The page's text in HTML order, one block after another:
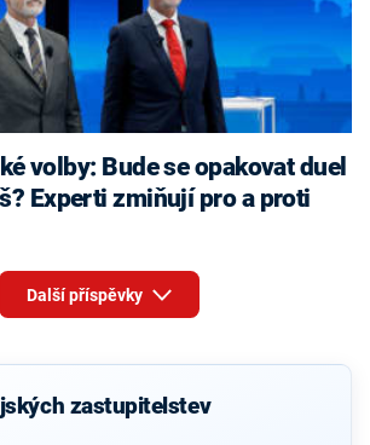
Experti zmiňují pro a proti
Další příspěvky
zastupitelstev